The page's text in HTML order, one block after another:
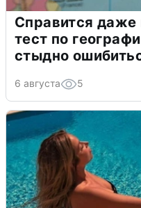
Справится даже
тест по
стыдно
6 августа 5